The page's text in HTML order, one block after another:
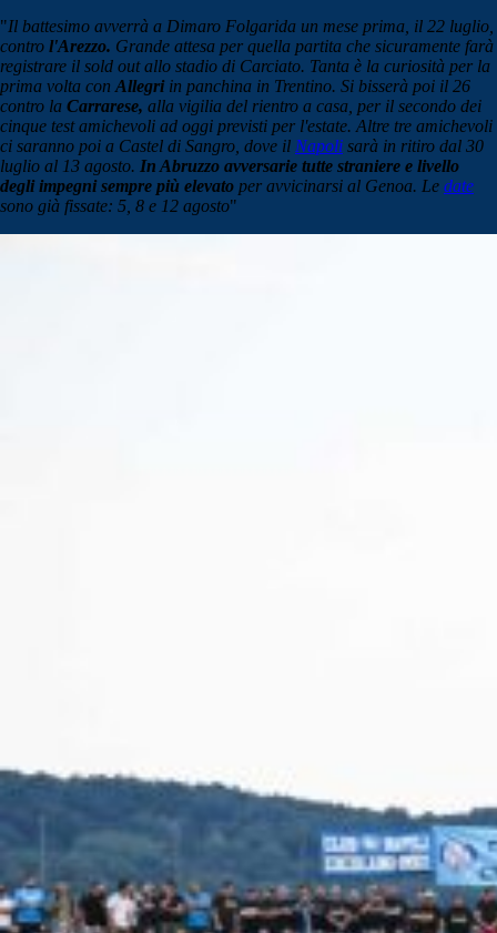
"Il battesimo avverrà a Dimaro Folgarida un mese prima, il 22 luglio,
contro l'Arezzo. Grande attesa per quella partita che sicuramente farà
registrare il sold out allo stadio di Carciato. Tanta è la curiosità per la
prima volta conAllegriin panchina in Trentino. Si bisserà poi il 26
contro la Carrarese, alla vigilia del rientro a casa, per il secondo dei
cinque test amichevoli ad oggi previsti per l'estate. Altre tre amichevoli
ci saranno poi a Castel di Sangro, dove il Napoli sarà in ritiro dal 30
luglio al 13 agosto. In Abruzzo avversarie tutte straniere e livello
degli impegni sempre più elevato per avvicinarsi al Genoa. Le date
sono già fissate: 5, 8 e 12 agosto"